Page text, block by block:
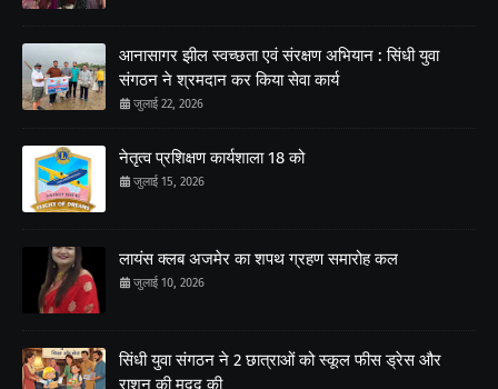
आनासागर झील स्वच्छता एवं संरक्षण अभियान : सिंधी युवा
संगठन ने श्रमदान कर किया सेवा कार्य
जुलाई 22, 2026
नेतृत्व प्रशिक्षण कार्यशाला 18 को
जुलाई 15, 2026
लायंस क्लब अजमेर का शपथ ग्रहण समारोह कल
जुलाई 10, 2026
सिंधी युवा संगठन ने 2 छात्राओं को स्कूल फीस ड्रेस और
राशन की मदद की